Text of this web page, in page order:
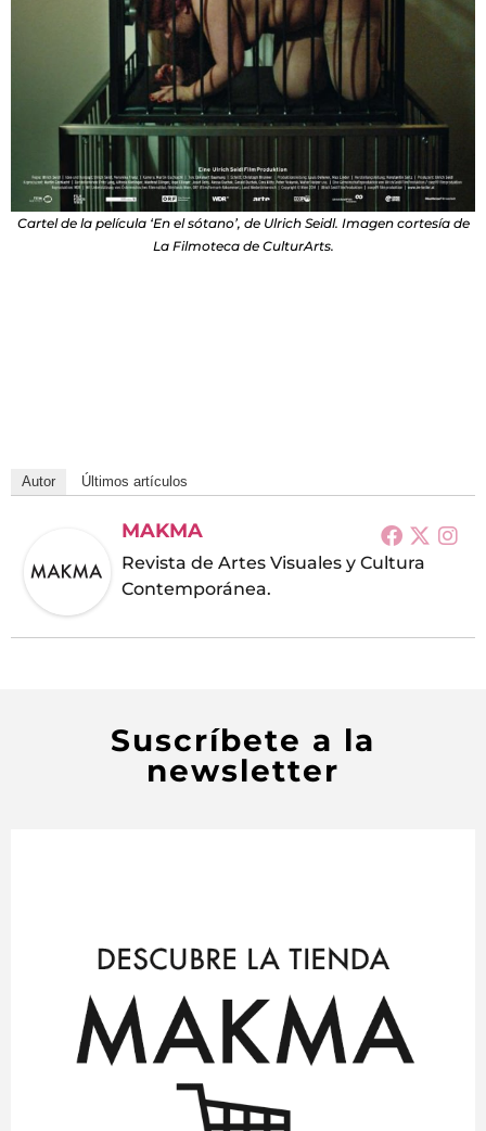
Cartel de la película ‘En el sótano’, de Ulrich Seidl. Imagen cortesía de
La Filmoteca de CulturArts.
Autor Últimos artículos
MAKMA
Revista de Artes Visuales y Cultura
Contemporánea.
Suscríbete a la
newsletter